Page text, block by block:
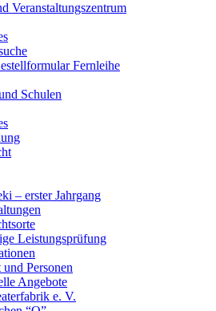
Veranstaltungszentrum
Fernleihe
Schulen
– erster Jahrgang
Leistungsprüfung
Personen
Angebote
e. V.